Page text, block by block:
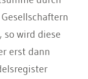
so wird diese
erst dann